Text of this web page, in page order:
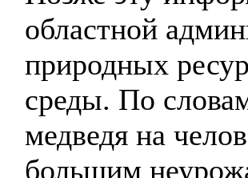
областной
природных
среды. По
медведя на
большим